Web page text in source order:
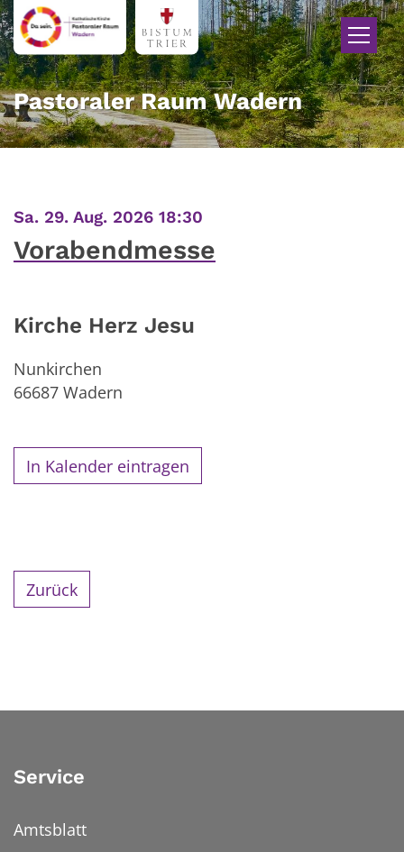
Zum Inhalt springen
Pastoraler Raum Wadern
Sa. 29. Aug. 2026 18:30
Vorabendmesse
Kirche Herz Jesu
Nunkirchen
66687 Wadern
In Kalender eintragen
Zurück
Service
Amtsblatt